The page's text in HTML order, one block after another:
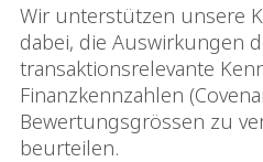
Wir unterstützen unsere
dabei, die Auswirkungen
transaktionsrelevante
Finanzkennzahlen
Bewertungsgrössen zu
beurteilen.